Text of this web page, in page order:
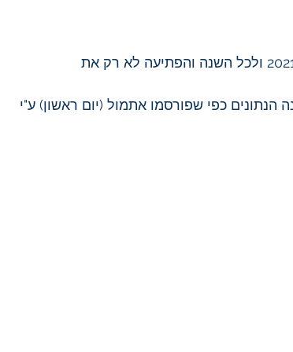
טסלה פירסמה את נתוני הייצור לרבעון האחרון של 2021 ולכל השנה והפתיעה לא רק את
הנתונים כפי שפורסמו אתמול (יום ראשון) ע"י